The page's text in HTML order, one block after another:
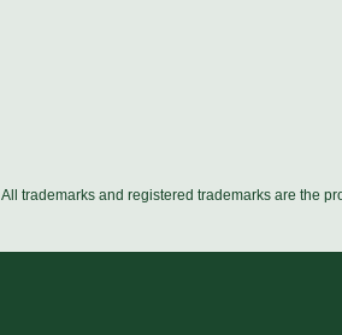
All trademarks and registered trademarks are the